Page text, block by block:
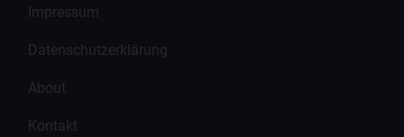
Impressum
Datenschutzerklärung
About
Kontakt